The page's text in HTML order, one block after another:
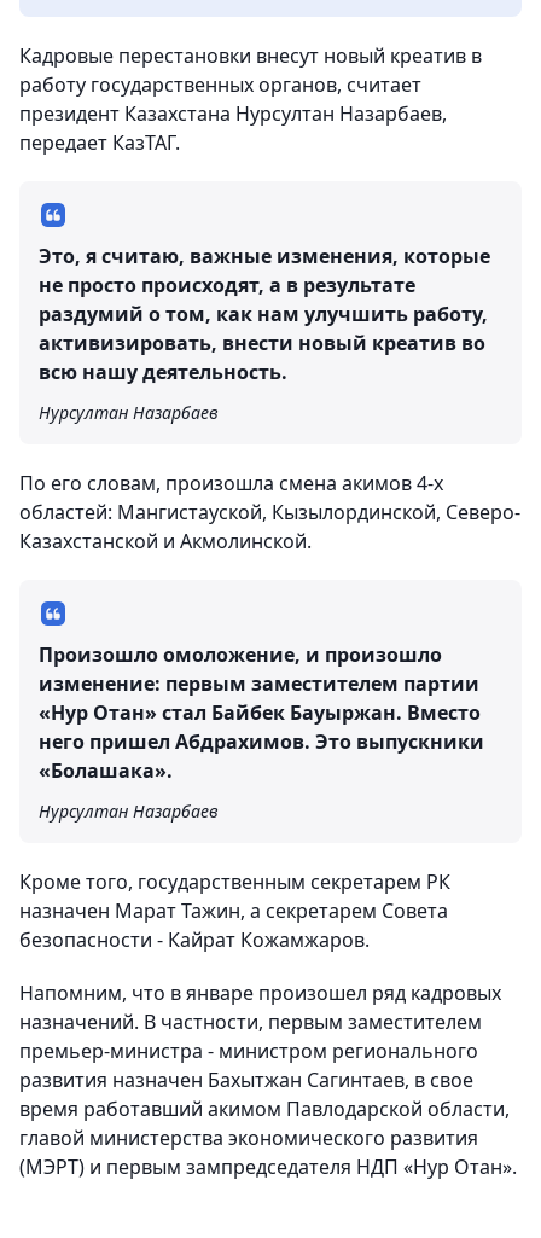
Кадровые перестановки внесут новый креатив в
работу государственных органов, считает
президент Казахстана Нурсултан Назарбаев,
передает КазТАГ.
Это, я считаю, важные изменения, которые
не просто происходят, а в результате
раздумий о том, как нам улучшить работу,
активизировать, внести новый креатив во
всю нашу деятельность.
Нурсултан Назарбаев
По его словам, произошла смена акимов 4-х
областей: Мангистауской, Кызылординской, Северо-
Казахстанской и Акмолинской.
Произошло омоложение, и произошло
изменение: первым заместителем партии
«Нур Отан» стал Байбек Бауыржан. Вместо
него пришел Абдрахимов. Это выпускники
«Болашака».
Нурсултан Назарбаев
Кроме того, государственным секретарем РК
назначен Марат Тажин, а секретарем Совета
безопасности - Кайрат Кожамжаров.
Напомним, что в январе произошел ряд кадровых
назначений. В частности, первым заместителем
премьер-министра - министром регионального
развития назначен Бахытжан Сагинтаев, в свое
время работавший акимом Павлодарской области,
главой министерства экономического развития
(МЭРТ) и первым зампредседателя НДП «Нур Отан».